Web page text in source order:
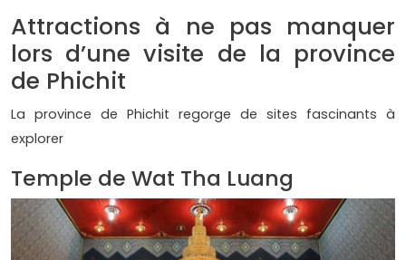
Attractions à ne pas manquer
lors d’une visite de la province
de Phichit
La province de Phichit regorge de sites fascinants à
explorer
Temple de Wat Tha Luang